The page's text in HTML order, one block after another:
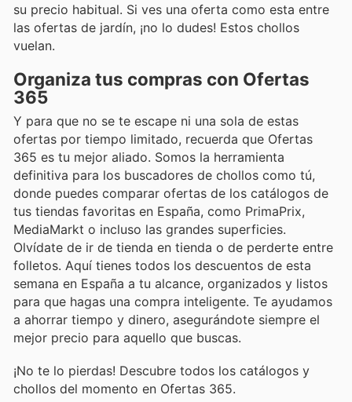
su precio habitual. Si ves una oferta como esta entre
las ofertas de jardín, ¡no lo dudes! Estos chollos
vuelan.
Organiza tus compras con Ofertas
365
Y para que no se te escape ni una sola de estas
ofertas por tiempo limitado, recuerda que Ofertas
365 es tu mejor aliado. Somos la herramienta
definitiva para los buscadores de chollos como tú,
donde puedes comparar ofertas de los catálogos de
tus tiendas favoritas en España, como PrimaPrix,
MediaMarkt o incluso las grandes superficies.
Olvídate de ir de tienda en tienda o de perderte entre
folletos. Aquí tienes todos los descuentos de esta
semana en España a tu alcance, organizados y listos
para que hagas una compra inteligente. Te ayudamos
a ahorrar tiempo y dinero, asegurándote siempre el
mejor precio para aquello que buscas.
¡No te lo pierdas! Descubre todos los catálogos y
chollos del momento en Ofertas 365.